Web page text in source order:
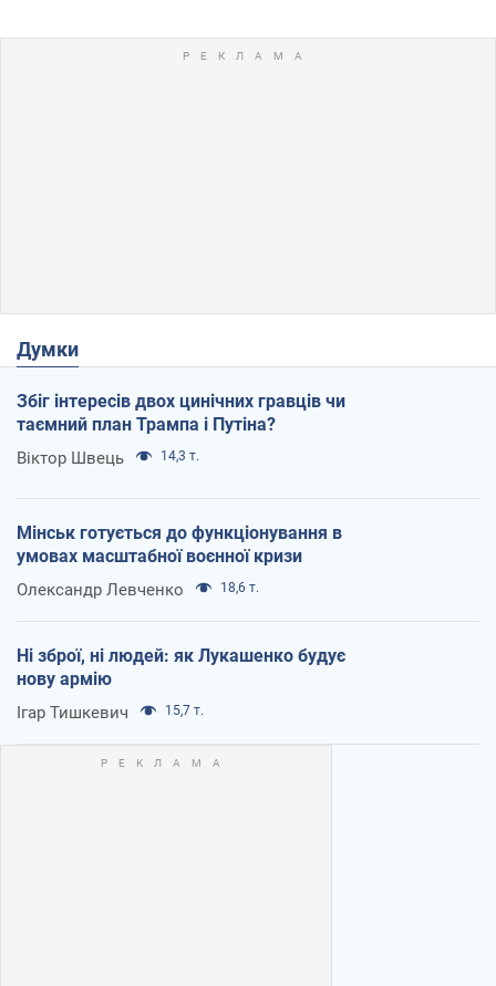
Думки
Збіг інтересів двох цинічних гравців чи
таємний план Трампа і Путіна?
Віктор Швець 14,3 т.
Мінськ готується до функціонування в
умовах масштабної воєнної кризи
Олександр Левченко 18,6 т.
Ні зброї, ні людей: як Лукашенко будує
нову армію
Ігар Тишкевич 15,7 т.